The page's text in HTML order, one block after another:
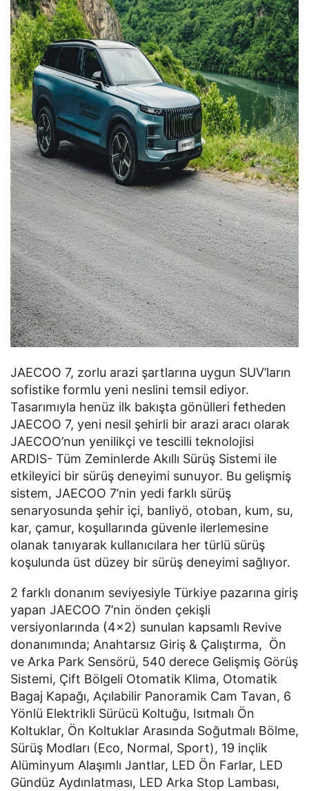
JAECOO 7, zorlu arazi şartlarına uygun SUV’ların
sofistike formlu yeni neslini temsil ediyor.
Tasarımıyla henüz ilk bakışta gönülleri fetheden
JAECOO 7, yeni nesil şehirli bir arazi aracı olarak
JAECOO’nun yenilikçi ve tescilli teknolojisi
ARDIS- Tüm Zeminlerde Akıllı Sürüş Sistemi ile
etkileyici bir sürüş deneyimi sunuyor. Bu gelişmiş
sistem, JAECOO 7’nin yedi farklı sürüş
senaryosunda şehir içi, banliyö, otoban, kum, su,
kar, çamur, koşullarında güvenle ilerlemesine
olanak tanıyarak kullanıcılara her türlü sürüş
koşulunda üst düzey bir sürüş deneyimi sağlıyor.
2 farklı donanım seviyesiyle Türkiye pazarına giriş
yapan JAECOO 7’nin önden çekişli
versiyonlarında (4x2) sunulan kapsamlı Revive
donanımında; Anahtarsız Giriş & Çalıştırma, Ön
ve Arka Park Sensörü, 540 derece Gelişmiş Görüş
Sistemi, Çift Bölgeli Otomatik Klima, Otomatik
Bagaj Kapağı, Açılabilir Panoramik Cam Tavan, 6
Yönlü Elektrikli Sürücü Koltuğu, Isıtmalı Ön
Koltuklar, Ön Koltuklar Arasında Soğutmalı Bölme,
Sürüş Modları (Eco, Normal, Sport), 19 inçlik
Alüminyum Alaşımlı Jantlar, LED Ön Farlar, LED
Gündüz Aydınlatması, LED Arka Stop Lambası,